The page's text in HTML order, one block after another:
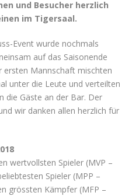
und Besucher herzlich
im Tigersaal.
Event wurde nochmals
auf das Saisonende
ersten Mannschaft mischten
unter die Leute und verteilten
die Gäste an der Bar. Der
wir danken allen herzlich für
wertvollsten Spieler (MVP –
Spieler (MPP –
grössten Kämpfer (MFP –